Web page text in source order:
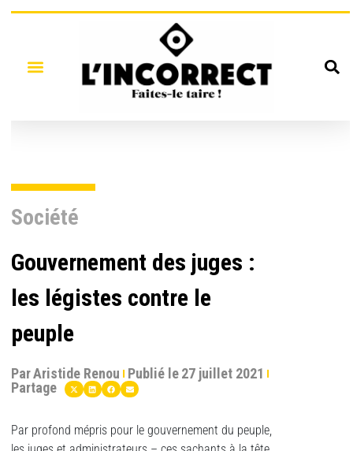
Société
Gouvernement des juges :
les légistes contre le
peuple
ParAristide Renou Publié le27 juillet 2021
Partage
Par profond mépris pour le gouvernement du peuple,